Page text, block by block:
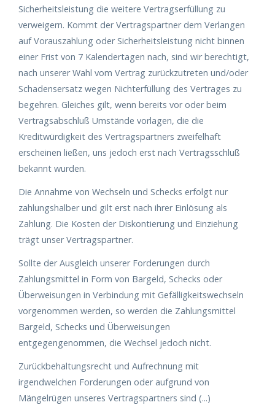
Sicherheitsleistung die weitere Vertragserfüllung zu
verweigern. Kommt der Vertragspartner dem Verlangen
auf Vorauszahlung oder Sicherheitsleistung nicht binnen
einer Frist von 7 Kalendertagen nach, sind wir berechtigt,
nach unserer Wahl vom Vertrag zurückzutreten und/oder
Schadensersatz wegen Nichterfüllung des Vertrages zu
begehren. Gleiches gilt, wenn bereits vor oder beim
Vertragsabschluß Umstände vorlagen, die die
Kreditwürdigkeit des Vertragspartners zweifelhaft
erscheinen ließen, uns jedoch erst nach Vertragsschluß
bekannt wurden.
Die Annahme von Wechseln und Schecks erfolgt nur
zahlungshalber und gilt erst nach ihrer Einlösung als
Zahlung. Die Kosten der Diskontierung und Einziehung
trägt unser Vertragspartner.
Sollte der Ausgleich unserer Forderungen durch
Zahlungsmittel in Form von Bargeld, Schecks oder
Überweisungen in Verbindung mit Gefälligkeitswechseln
vorgenommen werden, so werden die Zahlungsmittel
Bargeld, Schecks und Überweisungen
entgegengenommen, die Wechsel jedoch nicht.
Zurückbehaltungsrecht und Aufrechnung mit
irgendwelchen Forderungen oder aufgrund von
Mängelrügen unseres Vertragspartners sind (...)